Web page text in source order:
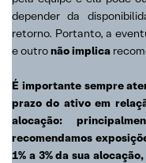
depender da
retorno. Portanto, a
e outronão implica
É importante sempre
prazo do ativo em
alocação:
recomendamos
1% a 3% da sua